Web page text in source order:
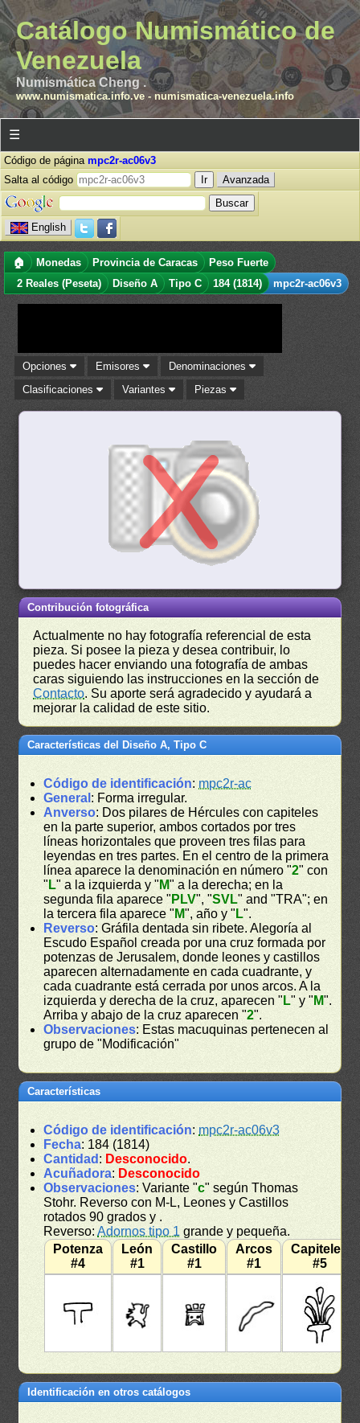
Catálogo Numismático de
Venezuela
Numismática Cheng .
www.numismatica.info.ve- numismatica-venezuela.info
☰
Código de página mpc2r-ac06v3
Salta al código
Avanzada
English
🏠 Monedas Provincia de Caracas
Peso Fuerte
2 Reales (Peseta)
Diseño A Tipo C 184 (1814) mpc2r-ac06v3
Opciones Emisores
Denominaciones
Clasificaciones
Variantes Piezas
Contribución fotográfica
Actualmente no hay fotografía referencial de esta
pieza. Si posee la pieza y desea contribuir, lo
puedes hacer enviando una fotografía de ambas
caras siguiendo las instrucciones en la sección de
Contacto. Su aporte será agradecido y ayudará a
mejorar la calidad de este sitio.
Características del Diseño A, Tipo C
Código de identificación: mpc2r-ac
General : Forma irregular.
Anverso: Dos pilares de Hércules con capiteles
en la parte superior, ambos cortados por tres
líneas horizontales que proveen tres filas para
leyendas en tres partes. En el centro de la primera
línea aparece la denominación en número "2" con
" L" a la izquierda y " M" a la derecha; en la
segunda fila aparece " PLV", "SVL" and "TRA"; en
la tercera fila aparece " M", año y " L".
Reverso: Gráfila dentada sin ribete. Alegoría al
Escudo Español creada por una cruz formada por
potenzas de Jerusalem, donde leones y castillos
aparecen alternadamente en cada cuadrante, y
cada cuadrante está cerrada por unos arcos. A la
izquierda y derecha de la cruz, aparecen " L" y " M".
Arriba y abajo de la cruz aparecen "2".
Observaciones: Estas macuquinas pertenecen al
grupo de "Modificación"
Características
Código de identificación: mpc2r-ac06v3
Fecha: 184 (1814)
Cantidad : Desconocido.
Acuñadora: Desconocido
Observaciones: Variante "c" según Thomas
Stohr. Reverso con M-L, Leones y Castillos
rotados 90 grados y .
Reverso:Adornos tipo 1 grande y pequeña.
Potenza
#4
León
#1
Castillo
#1
Arcos
#1
Capiteles
#5
Identificación en otros catálogos